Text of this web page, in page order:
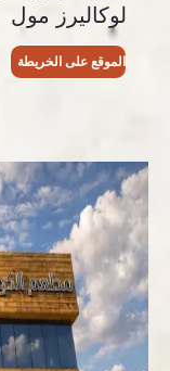
لوكاليرز مول
الموقع على الخريطة